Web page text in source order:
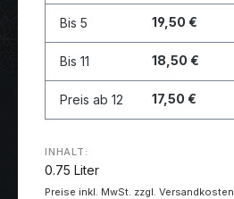
Bis 5 19,50 €
Bis 11 18,50 €
Preis ab 12 17,50 €
INHALT:
0.75 Liter
Preise inkl. MwSt. zzgl. Versandkosten.